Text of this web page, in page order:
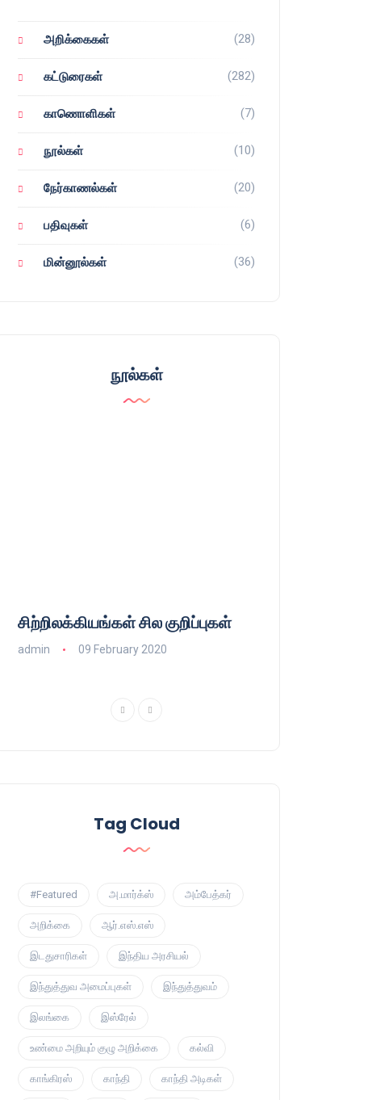
அறிக்கைகள் (28)
கட்டுரைகள் (282)
காணொளிகள் (7)
நூல்கள் (10)
நேர்காணல்கள் (20)
பதிவுகள் (6)
மின்னூல்கள் (36)
நூல்கள்
சிற்றிலக்கியங்கள் சில குறிப்புகள்
admin 09 February 2020
Tag Cloud
#Featured அ.மார்க்ஸ் அம்பேத்கர்
அறிக்கை ஆர்.எஸ்.எஸ்
இடதுசாரிகள் இந்திய அரசியல்
இந்துத்துவ அமைப்புகள் இந்துத்துவம்
இலங்கை இஸ்ரேல்
உண்மை அறியும் குழு அறிக்கை கல்வி
காங்கிரஸ் காந்தி காந்தி அடிகள்